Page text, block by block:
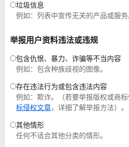
加
垃圾信息
例如：列表中宣传无关的产品或服务
举报用户资料违法或违规
包含仇恨、暴力、诈骗等不当内容
例如：包含种族歧视的图像。
存在违法行为或包含违法内容
例如：欺诈。（若要举报版权或商
标侵权文章，详细了解举报方法）。
其他情形
任何不适合其他分类的情形。